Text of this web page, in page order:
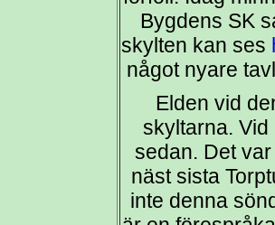
Bygdens SK
skylten kan ses
något nyare
Elden vid
skyltarna. Vid
sedan. Det
näst sista
inte denna